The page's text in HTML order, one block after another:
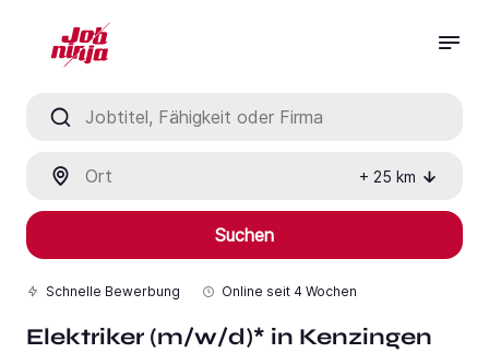
+ 25 km
Suchen
Schnelle Bewerbung Online seit 4 Wochen
Elektriker (m/w/d)* in Kenzingen